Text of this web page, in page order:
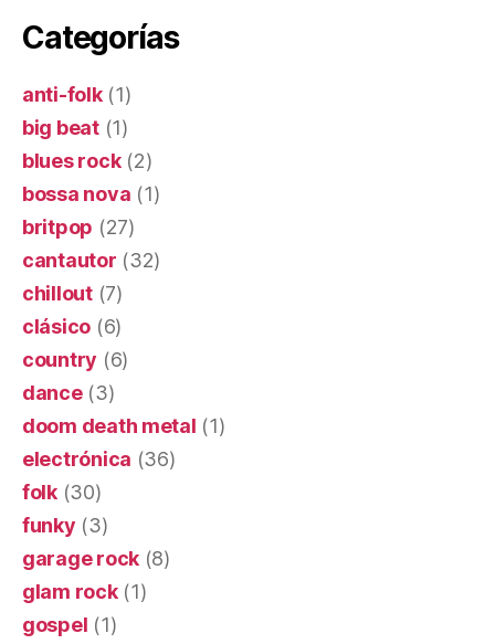
Categorías
anti-folk(1)
big beat(1)
blues rock(2)
bossa nova (1)
britpop (27)
cantautor (32)
chillout(7)
clásico (6)
country (6)
dance(3)
doom death metal (1)
electrónica (36)
folk(30)
funky (3)
garage rock (8)
glam rock(1)
gospel (1)